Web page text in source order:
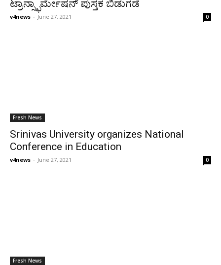
ಟ್ರಾನ್ಸ್ಫಾರ್ಮೇಷನ್ ಪುಸ್ತಕ ಬಿಡುಗಡೆ
v4news - June 27, 2021 0
Fresh News
Srinivas University organizes National
Conference in Education
v4news - June 27, 2021 0
Fresh News